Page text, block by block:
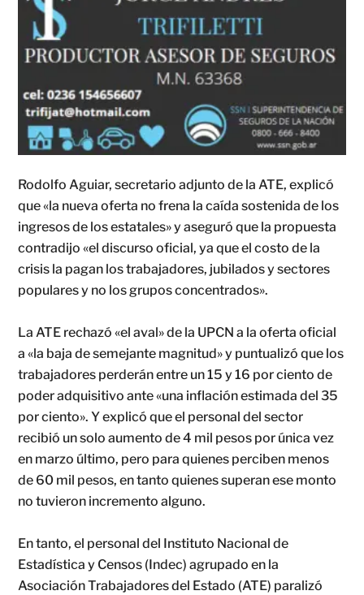
Rodolfo Aguiar, secretario adjunto de la ATE, explicó
que «la nueva oferta no frena la caída sostenida de los
ingresos de los estatales» y aseguró que la propuesta
contradijo «el discurso oficial, ya que el costo de la
crisis la pagan los trabajadores, jubilados y sectores
populares y no los grupos concentrados».
La ATE rechazó «el aval» de la UPCN a la oferta oficial
a «la baja de semejante magnitud» y puntualizó que los
trabajadores perderán entre un 15 y 16 por ciento de
poder adquisitivo ante «una inflación estimada del 35
por ciento». Y explicó que el personal del sector
recibió un solo aumento de 4 mil pesos por única vez
en marzo último, pero para quienes perciben menos
de 60 mil pesos, en tanto quienes superan ese monto
no tuvieron incremento alguno.
En tanto, el personal del Instituto Nacional de
Estadística y Censos (Indec) agrupado en la
Asociación Trabajadores del Estado (ATE) paralizó